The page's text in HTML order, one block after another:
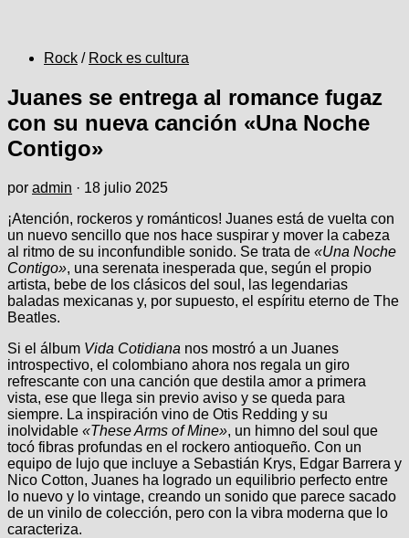
Rock / Rock es cultura
Juanes se entrega al romance fugaz
con su nueva canción «Una Noche
Contigo»
por admin · 18 julio 2025
¡Atención, rockeros y románticos! Juanes está de vuelta con
un nuevo sencillo que nos hace suspirar y mover la cabeza
al ritmo de su inconfundible sonido. Se trata de «Una Noche
Contigo», una serenata inesperada que, según el propio
artista, bebe de los clásicos del soul, las legendarias
baladas mexicanas y, por supuesto, el espíritu eterno de The
Beatles.
Si el álbum Vida Cotidiana nos mostró a un Juanes
introspectivo, el colombiano ahora nos regala un giro
refrescante con una canción que destila amor a primera
vista, ese que llega sin previo aviso y se queda para
siempre. La inspiración vino de Otis Redding y su
inolvidable «These Arms of Mine», un himno del soul que
tocó fibras profundas en el rockero antioqueño. Con un
equipo de lujo que incluye a Sebastián Krys, Edgar Barrera y
Nico Cotton, Juanes ha logrado un equilibrio perfecto entre
lo nuevo y lo vintage, creando un sonido que parece sacado
de un vinilo de colección, pero con la vibra moderna que lo
caracteriza.